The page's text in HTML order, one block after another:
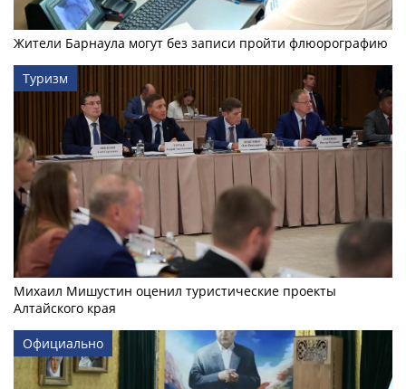
Жители Барнаула могут без записи пройти флюорографию
Туризм
Михаил Мишустин оценил туристические проекты
Алтайского края
Официально